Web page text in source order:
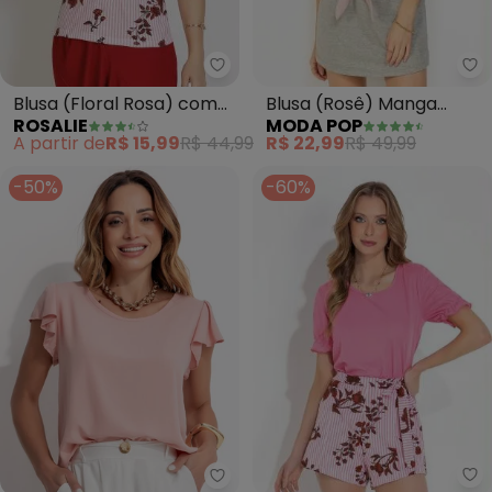
Rosalie - Blusa (Floral Rosa)
Blusa (Floral Rosa) com
Botões
ROSALIE
A partir deR$ 15,99R$ 44,99
Blusa (Rosê) Manga
Curta com Amarração
MODA POP
R$ 22,99R$ 49,99
-50%
Bimini - Blusa em Viscose com
-60%